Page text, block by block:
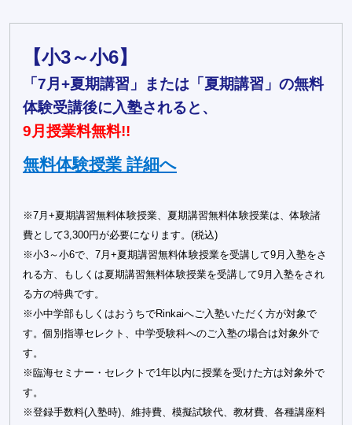
【小3～小6】
「7月+夏期講習」または「夏期講習」の無料
体験受講後に入塾されると、
9月授業料無料!!
無料体験授業 詳細へ
※7月+夏期講習無料体験授業、夏期講習無料体験授業は、体験諸
費として3,300円が必要になります。(税込)
※小3～小6で、7月+夏期講習無料体験授業を受講して9月入塾をさ
れる方、もしくは夏期講習無料体験授業を受講して9月入塾をされ
る方の特典です。
※小中学部もしくはおうちでRinkaiへご入塾いただく方が対象で
す。個別指導セレクト、中学受験科へのご入塾の場合は対象外で
す。
※臨海セミナー・セレクトで1年以内に授業を受けた方は対象外で
す。
※登録手数料(入塾時)、維持費、模擬試験代、教材費、各種講座料